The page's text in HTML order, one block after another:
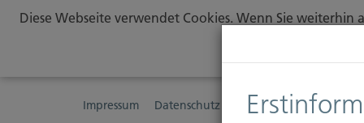
Diese Webseite verwendet Cookies. Wenn Sie
Impressum Datenschutz Erstinformationspflichten